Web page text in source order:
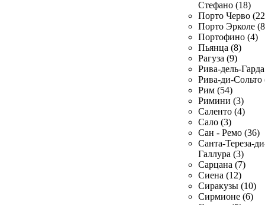
Стефано (18)
Порто Черво
Порто Эрколе
Портофино (4)
Пьянца (8)
Рагуза (9)
Рива-дель-
Рива-ди-Сольто
Рим (54)
Римини (3)
Саленто (4)
Сало (3)
Сан - Ремо (36)
Санта-Тереза-
Галлура (3)
Сарцана (7)
Сиена (12)
Сиракузы (10)
Сирмионе (6)